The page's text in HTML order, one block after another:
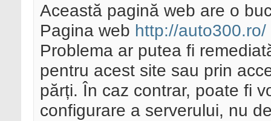
Această pagină web are o
Pagina web http://auto300.ro/
Problema ar putea fi
pentru acest site sau prin
părți. În caz contrar, poate fi
configurare a serverului, nu